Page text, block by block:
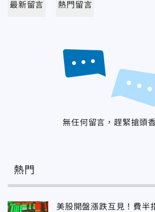
最新留言 熱門留言
無任何留言，趕緊搶頭香
熱門
美股開盤漲跌互見！費半